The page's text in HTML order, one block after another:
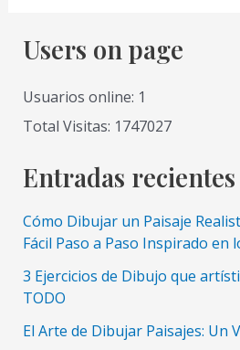
Belleza
Real
2
Hombre
Users on page
Usuarios online: 1
Total Visitas: 1747027
Entradas recientes
Cómo Dibujar un Paisaje
Fácil Paso a Paso Inspirado en
3 Ejercicios de Dibujo que
TODO
El Arte de Dibujar Paisajes: Un